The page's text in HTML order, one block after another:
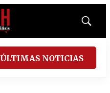
Mostrar
ÚLTIMAS NOTICIAS